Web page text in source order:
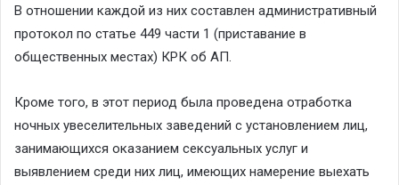
В отношении каждой из них составлен административный
протокол по статье 449 части 1 (приставание в
общественных местах) КРК об АП.
Кроме того, в этот период была проведена отработка
ночных увеселительных заведений с установлением лиц,
занимающихся оказанием сексуальных услуг и
выявлением среди них лиц, имеющих намерение выехать